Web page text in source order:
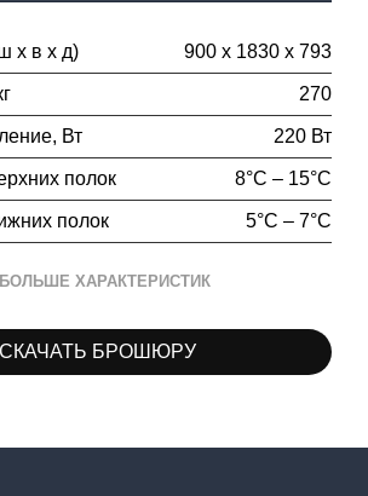
х в х д) 900 х 1830 х 793
270
Вт 220 Вт
полок 8°C – 15°C
полок 5°C – 7°C
ХАРАКТЕРИСТИК
48 - 56
СКАЧАТЬ БРОШЮРУ